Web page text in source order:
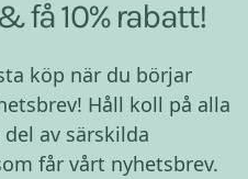
få 10% rabatt!
köp när du börjar
Håll koll på alla
av särskilda
får vårt nyhetsbrev.